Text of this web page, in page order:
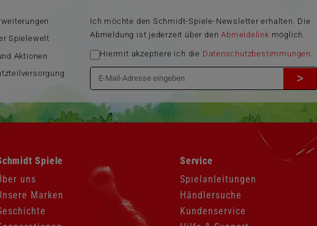
Spielewelt
Aktionen
Ich möchte den Schmidt-Spiele-Newsletter erhalten. Die
Abmeldung ist jederzeit über denAbmeldelink möglich.
Hiermit akzeptiere ich die Datenschutzbestimmungen .
>
Spiele
uns
Marken
Navigation
überspringen
Service
Spielanleitungen
Händlersuche
Kundenservice